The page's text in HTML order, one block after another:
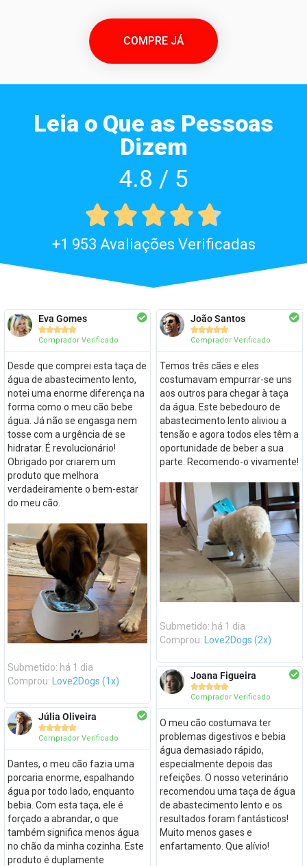
COMPRE JÁ
Leia o Que as Pessoas
Dizem
4.8 / 5

+1 953 Avaliações Verificadas
Eva Gomes

Comprador Verificado
Desde que comprei esta taça de
água de abastecimento lento,
notei uma enorme diferença na
forma como o meu cão bebe
água. Já não se engasga nem
tosse com a urgência de se
hidratar. É revolucionário!
Obrigado por criarem um
produto que melhora
verdadeiramente o bem-estar
do meu cão.
Submetido: há 1 dia
Comprou: Love2Dogs (1x)
Júlia Oliveira

Comprador Verificado
Dantes, o meu cão fazia uma
porcaria enorme, espalhando
água por todo lado, enquanto
bebia. Com esta taça, ele é
forçado a abrandar, o que
também significa menos água
no chão da minha cozinha. Este
produto é duplamente
João Santos

Comprador Verificado
Temos três cães e eles
costumavam empurrar-se uns
aos outros para chegar à taça
da água. Este bebedouro de
abastecimento lento aliviou a
tensão e agora todos eles têm a
oportunidade de beber a sua
parte. Recomendo-o vivamente!
Submetido: há 1 dia
Comprou: Love2Dogs (2x)
Joana Figueira

Comprador Verificado
O meu cão costumava ter
problemas digestivos e bebia
água demasiado rápido,
especialmente depois das
refeições. O nosso veterinário
recomendou uma taça de água
de abastecimento lento e os
resultados foram fantásticos!
Muito menos gases e
enfartamento. Que alívio!